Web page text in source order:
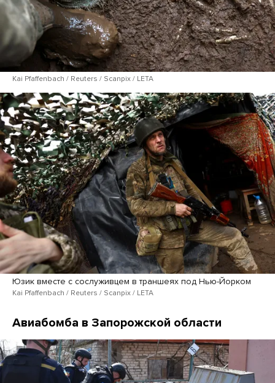
Kai Pfaffenbach / Reuters / Scanpix / LETA
Юзик вместе с сослуживцем в траншеях под Нью-Йорком
Kai Pfaffenbach / Reuters / Scanpix / LETA
Авиабомба в Запорожской области